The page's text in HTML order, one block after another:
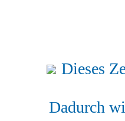
Dieses
Dadurch